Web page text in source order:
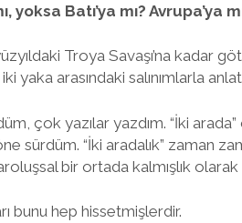
Batı’ya mı? Avrupa’ya
Troya Savaşı’na kadar
yaka arasındaki salınımlarla
çok yazılar yazdım. “İki arada”
sürdüm. “İki aradalık” zaman
bir ortada kalmışlık
bunu hep hissetmişlerdir.